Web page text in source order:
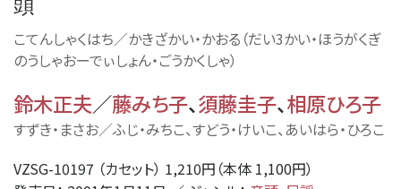
こてんしゃくはち／かきざかい・かおる（だい3かい・ほうがくぎ
のうしゃおーでぃしょん・ごうかくしゃ）
鈴木正夫／藤みち子、須藤圭子、相原ひろ子
すずき・まさお／ふじ・みちこ、すどう・けいこ、あいはら・ひろこ
VZSG-10197 （カセット） 1,210円（本体 1,100円）